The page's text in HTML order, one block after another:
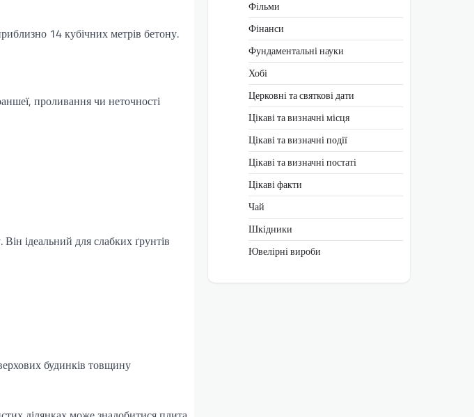
14 кубічних метрів бетону.
проливання чи неточності
ідеальний для слабких ґрунтів
будинків товщину
Фільми
Фінанси
Фундаментальні науки
Хобі
Церковні та святкові дати
Цікаві та визначні місця
Цікаві та визначні події
Цікаві та визначні постаті
Цікаві факти
Чай
Шкідники
Ювелірні вироби